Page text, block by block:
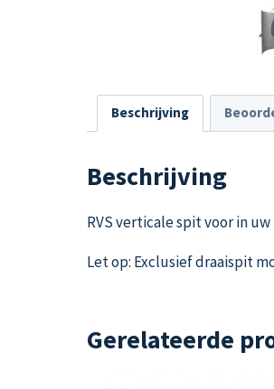
Beschrijving
Beschrijving
RVS verticale spit voor in
Let op: Exclusief draaispit
Gerelateerde